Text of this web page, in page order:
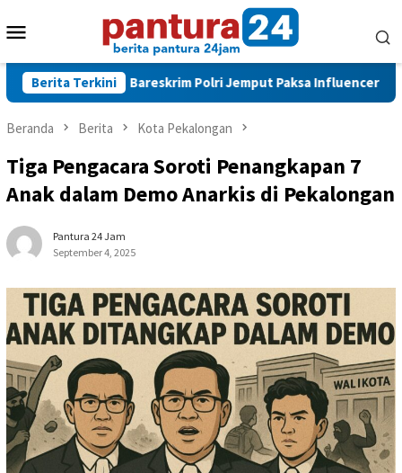
ke
Mobile
Berita Terkini
Bareskrim Polri Jemput Paksa Influencer ZNM dan
Beranda Berita Kota Pekalongan
Tiga Pengacara Soroti Penangkapan 7
Anak dalam Demo Anarkis di Pekalongan
Pantura 24 Jam
September 4, 2025